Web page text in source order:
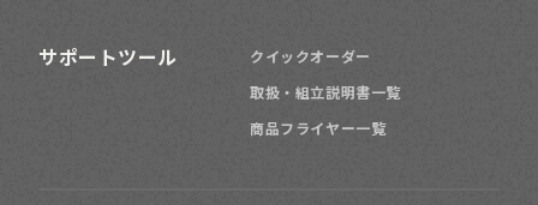
サポートツール
クイックオーダー
取扱・組立説明書一覧
商品フライヤー一覧